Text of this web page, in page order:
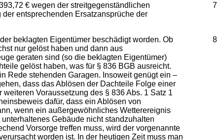
7
€ wegen der streitgegenständlichen
entsprechenden Ersatzansprüche der
8
beklagten Eigentümer beschädigt worden. Ob
nur gelöst haben und dann aus
geraten sind (so die beklagten Eigentümer)
gelöst haben, was für § 836 BGB ausreicht.
Rede stehenden Garagen. Insoweit genügt ein –
dass das Ablösen der Dachteile Folge einer
Voraussetzung des § 836 Abs. 1 Satz 1
dafür, dass ein Ablösen von
wenn ein außergewöhnliches Wetterereignis
Gebäude nicht standzuhalten
Vorsorge treffen muss, wird der vorgenannte
worden ist. In der heutigen Zeit muss man